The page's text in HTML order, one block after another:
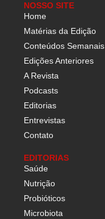
NOSSO SITE
Home
Matérias da Edição
Conteúdos Semanais
Edições Anteriores
A Revista
Podcasts
Editorias
Entrevistas
Contato
EDITORIAS
Saúde
Nutrição
Probióticos
Microbiota